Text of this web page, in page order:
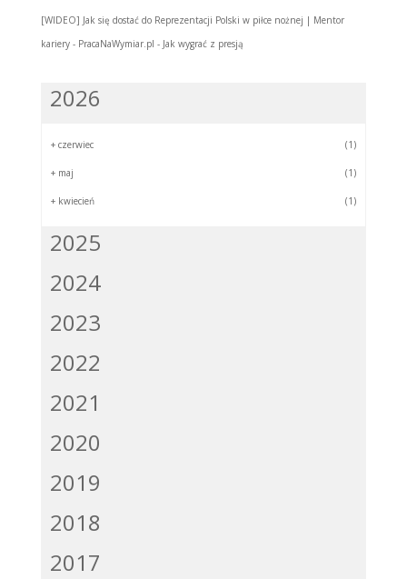
[WIDEO] Jak się dostać do Reprezentacji Polski w piłce nożnej | Mentor
kariery - PracaNaWymiar.pl - Jak wygrać z presją
2026
+ czerwiec (1)
+ maj (1)
+ kwiecień (1)
2025
2024
2023
2022
2021
2020
2019
2018
2017